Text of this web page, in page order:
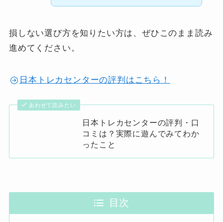
損しない選び方を知りたい方は、ぜひこのまま読み
進めてください。
日本トレカセンターの評判はこちら！
あわせて読みたい
日本トレカセンターの評判・口
コミは？実際に遊んでみてわか
ったこと
目次